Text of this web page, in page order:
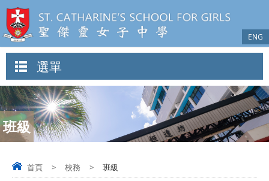
ENG
選單
班級
首頁 > 校務 > 班級